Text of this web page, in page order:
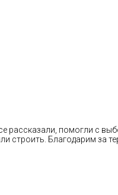
рассказали, помогли с
строить. Благодарим за